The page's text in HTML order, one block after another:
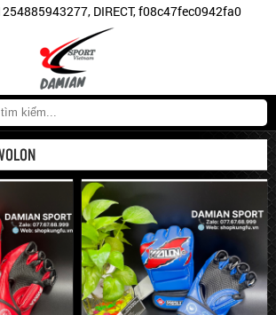
DIRECT, f08c47fec0942fa0